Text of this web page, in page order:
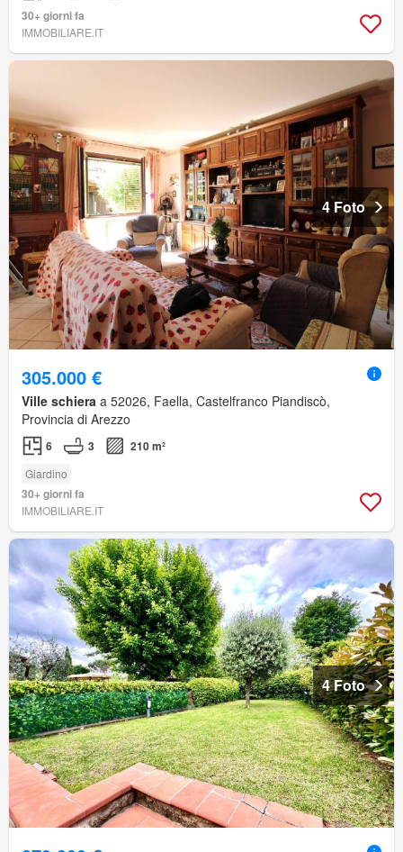
30+ giorni fa
IMMOBILIARE.IT
4 Foto
305.000 €
Ville schiera a 52026, Faella, Castelfranco Piandiscò,
Provincia di Arezzo
6 3 210 m²
Giardino
30+ giorni fa
IMMOBILIARE.IT
4 Foto